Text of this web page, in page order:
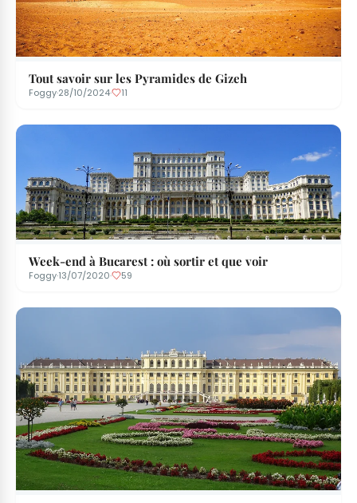
Tout savoir sur les Pyramides de Gizeh
Foggy·28/10/2024· 11
Week-end à Bucarest : où sortir et que voir
Foggy·13/07/2020· 59